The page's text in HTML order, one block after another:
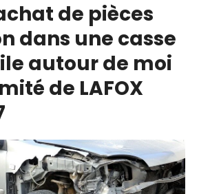
de pièces
dans une casse
autour de moi
de LAFOX